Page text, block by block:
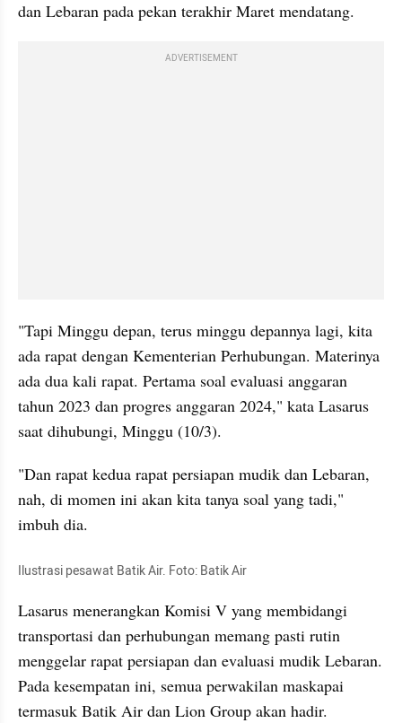
dan Lebaran pada pekan terakhir Maret mendatang.
ADVERTISEMENT
"Tapi Minggu depan, terus minggu depannya lagi, kita
ada rapat dengan Kementerian Perhubungan. Materinya
ada dua kali rapat. Pertama soal evaluasi anggaran
tahun 2023 dan progres anggaran 2024," kata Lasarus
saat dihubungi, Minggu (10/3).
"Dan rapat kedua rapat persiapan mudik dan Lebaran,
nah, di momen ini akan kita tanya soal yang tadi,"
imbuh dia.
Ilustrasi pesawat Batik Air. Foto: Batik Air
Lasarus menerangkan Komisi V yang membidangi
transportasi dan perhubungan memang pasti rutin
menggelar rapat persiapan dan evaluasi mudik Lebaran.
Pada kesempatan ini, semua perwakilan maskapai
termasuk Batik Air dan Lion Group akan hadir.